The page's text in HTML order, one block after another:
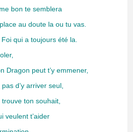
bon te semblera
au doute la ou tu vas.
qui a toujours été la.
Dragon peut t’y emmener,
d’y arriver seul,
ton souhait,
veulent t’aider